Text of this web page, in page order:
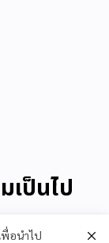
เป็นไป
พื่อนำไป